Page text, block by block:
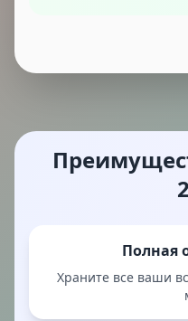
Полная
Храните все ваши